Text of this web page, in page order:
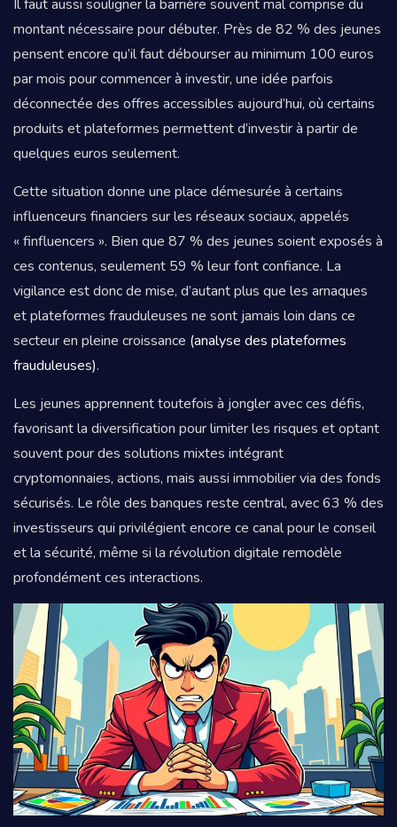
Il faut aussi souligner la barrière souvent mal comprise du
montant nécessaire pour débuter. Près de 82 % des jeunes
pensent encore qu’il faut débourser au minimum 100 euros
par mois pour commencer à investir, une idée parfois
déconnectée des offres accessibles aujourd’hui, où certains
produits et plateformes permettent d’investir à partir de
quelques euros seulement.
Cette situation donne une place démesurée à certains
influenceurs financiers sur les réseaux sociaux, appelés
« finfluencers ». Bien que 87 % des jeunes soient exposés à
ces contenus, seulement 59 % leur font confiance. La
vigilance est donc de mise, d’autant plus que les arnaques
et plateformes frauduleuses ne sont jamais loin dans ce
secteur en pleine croissance (analyse des plateformes
frauduleuses).
Les jeunes apprennent toutefois à jongler avec ces défis,
favorisant la diversification pour limiter les risques et optant
souvent pour des solutions mixtes intégrant
cryptomonnaies, actions, mais aussi immobilier via des fonds
sécurisés. Le rôle des banques reste central, avec 63 % des
investisseurs qui privilégient encore ce canal pour le conseil
et la sécurité, même si la révolution digitale remodèle
profondément ces interactions.